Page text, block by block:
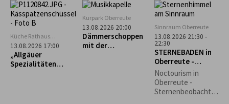
Schwärzler auf dem
Ihlingshof. Bitte
Getränk mitbringen!
Küche Rathaus
Scheidegg
13.08.2026 17:00
„Allgäuer
Spezialitäten
Kurpark Oberreute
13.08.2026 20:00
Dämmerschoppen
mit der
Sinnraum Oberreute
13.08.2026 21:30 -
22:30
STERNEBADEN in
Oberreute -
Perseiden-
Beobachtung
Noctourism in
Oberreute -
Sternenbeobachtu